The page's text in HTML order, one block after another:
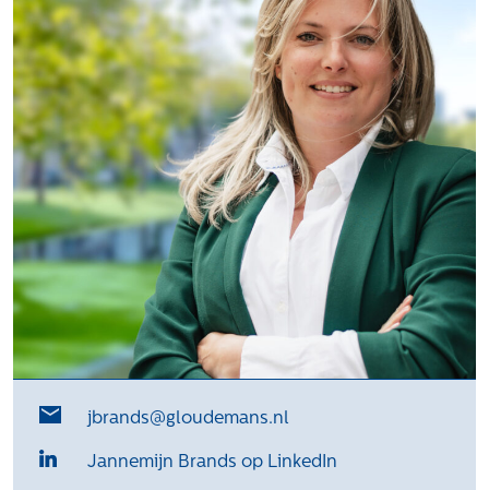
Concurrentiegerichte dialoog en tenderstrategie
Hoge Woerd in Ewijk
Pachtbeleid gemeente Valkenswaard: duurzame
pacht als instrument voor landbouw- en
watertransitie
Strategisch grondbeleid als motor voor
woningbouwversnelling Gemeente Vught
Over ons
Maatschappelijk
Regeling van Rentmeesters 2020
Klachtenbehandeling Procedure (KBP)
Het verhaal van Gloudemans
Werken bij Gloudemans
Actueel
jbrands@gloudemans.nl
Jannemijn Brands op LinkedIn